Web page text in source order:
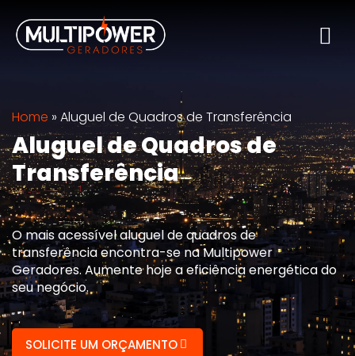
Home » Aluguel de Quadros de Transferência
Aluguel de Quadros de
Transferência
O mais acessível aluguel de quadros de
transferência encontra-se na Multipower
Geradores. Aumente hoje a eficiência energética do
seu negócio.
SOLICITE UM ORÇAMENTO